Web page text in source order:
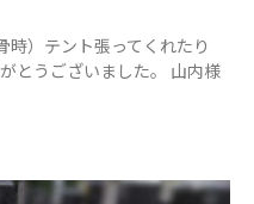
）テント張ってくれたり
とうございました。 山内様